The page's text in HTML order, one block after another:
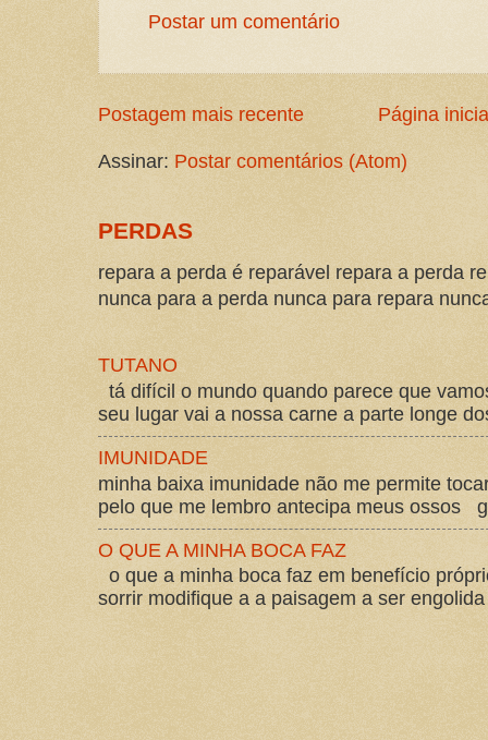
Postar um comentário
Postagem mais recente Página
Assinar: Postar comentários (Atom)
PERDAS
repara a perda é reparável repara a perda
nunca para a perda nunca para repara
TUTANO
tá difícil o mundo quando parece que
seu lugar vai a nossa carne a parte longe
IMUNIDADE
minha baixa imunidade não me permite
pelo que me lembro antecipa meus ossos
O QUE A MINHA BOCA FAZ
o que a minha boca faz em benefício
sorrir modifique a a paisagem a ser